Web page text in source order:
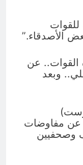
الأصدقاء.”
عن
وبعد
عن مفاوضات
وصحفيين